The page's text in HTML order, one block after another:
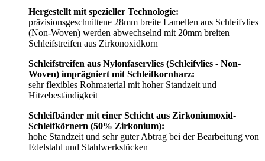
Hergestellt mit spezieller Technologie:
präzisionsgeschnittene 28mm breite Lamellen aus Schleifvlies
(Non-Woven) werden abwechselnd mit 20mm breiten
Schleifstreifen aus Zirkonoxidkorn
Schleifstreifen aus Nylonfaservlies (Schleifvlies - Non-
Woven) imprägniert mit Schleifkornharz:
sehr flexibles Rohmaterial mit hoher Standzeit und
Hitzebeständigkeit
Schleifbänder mit einer Schicht aus Zirkoniumoxid-
Schleifkörnern (50% Zirkonium):
hohe Standzeit und sehr guter Abtrag bei der Bearbeitung von
Edelstahl und Stahlwerkstücken